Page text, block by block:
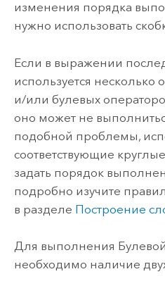
изменения порядка
нужно использовать
Если в выражении
используется несколько
и/или булевых
оно может не
подобной проблемы,
соответствующие
задать порядок
подробно изучите
в разделе Построение
Для выполнения
необходимо наличие